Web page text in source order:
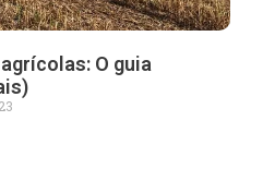
O guia